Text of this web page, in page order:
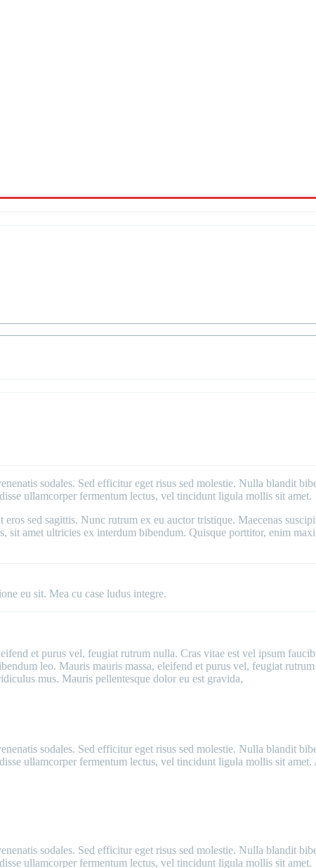
sodales. Sed efficitur eget risus sed molestie. Nulla blandit
ullamcorper fermentum lectus, vel tincidunt ligula mollis sit amet.
sed sagittis. Nunc rutrum ex eu auctor tristique. Maecenas
sit amet ultricies ex interdum bibendum. Quisque porttitor, enim
eu sit. Mea cu case ludus integre.
et purus vel, feugiat rutrum nulla. Cras vitae est vel ipsum
leo. Mauris mauris massa, eleifend et purus vel, feugiat
mus. Mauris pellentesque dolor eu est gravida,
sodales. Sed efficitur eget risus sed molestie. Nulla blandit
ullamcorper fermentum lectus, vel tincidunt ligula mollis sit
sodales. Sed efficitur eget risus sed molestie. Nulla blandit
ullamcorper fermentum lectus, vel tincidunt ligula mollis sit amet.